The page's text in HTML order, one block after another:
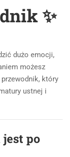
✨
dużo emocji,
możesz
który
ustnej i
po